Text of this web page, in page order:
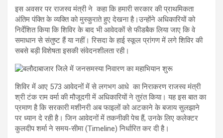
इस अवसर पर राजस्व मंत्री ने कहा कि हमारी सरकार की प्राथमिकता
अंतिम पंक्ति के व्यक्ति को मुस्कुराते हुए देखना है।उन्होंने अधिकारियों को
निर्देशित किया कि शिविर के बाद भी आवेदकों से फीडबैक लिया जाए कि वे
समाधान से संतुष्ट हैं या नहीं। रिसदा के हाई स्कूल प्रांगण में लगे शिविर की
सबसे बड़ी विशेषता इसकी संवेदनशीलता रही।
शिविर में आए 573 आवेदनों में से लगभग आधे का निराकरण राजस्व मंत्री
श्री टंक राम वर्मा की मौजूदगी में अधिकारियों ने तुरंत किया। यह इस बात का
प्रमाण है कि सरकारी मशीनरी अब फाइलों को अटकाने के बजाय सुलझाने
पर ध्यान दे रही है। जिन आवेदनों में तकनीकी पेच हैं, उनके लिए कलेक्टर
कुलदीप शर्मा ने समय-सीमा (Timeline) निर्धारित कर दी है।